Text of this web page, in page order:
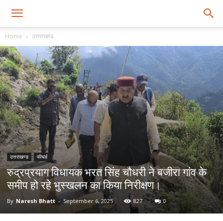
Home उत्तराखण्ड
उत्तराखण्ड फीचर्ड
रुद्रप्रयाग विधायक भरत सिंह चौधरी ने बजीरा गांव के
समीप हो रहे भुस्खलन का किया निरीक्षण।
By Naresh Bhatt - September 6, 2025 827 0